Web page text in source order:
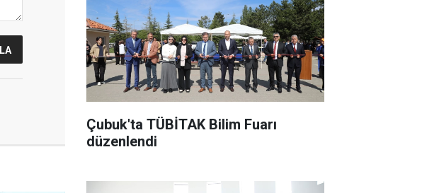
Çubuk'ta TÜBİTAK Bilim Fuarı
düzenlendi